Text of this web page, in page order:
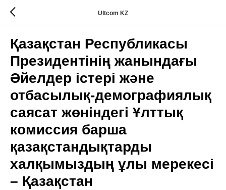
Ultcom KZ
Қазақстан Республикасы
Президентінің жанындағы
Әйелдер істері және
отбасылық-демографиялық
саясат жөніндегі Ұлттық
комиссия барша
қазақстандықтарды
халқымыздың ұлы мерекесі
– Қазақстан